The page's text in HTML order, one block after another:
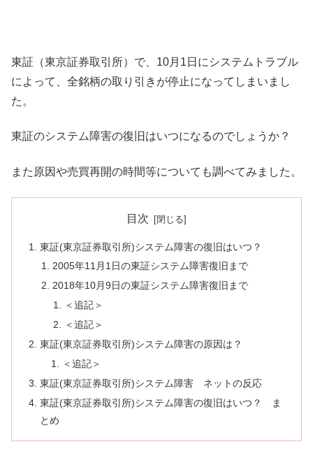
東証（東京証券取引所）で、10月1日にシステムトラブル
によって、全銘柄の取り引きが停止になってしまいまし
た。
東証のシステム障害の復旧はいつになるのでしょうか？
また原因や売買再開の時間等についても調べてみました。
目次
東証(東京証券取引所)システム障害の復旧はいつ？
2005年11月1日の東証システム障害復旧まで
2018年10月9日の東証システム障害復旧まで
＜追記＞
＜追記＞
東証(東京証券取引所)システム障害の原因は？
＜追記＞
東証(東京証券取引所)システム障害 ネットの反応
東証(東京証券取引所)システム障害の復旧はいつ？ ま
とめ